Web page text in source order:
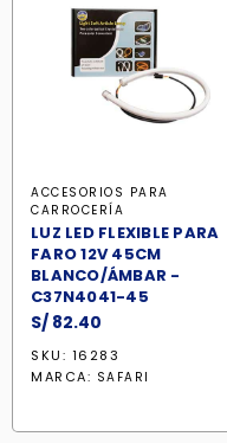
ACCESORIOS PARA
CARROCERÍA
LUZ LED FLEXIBLE PARA
FARO 12V 45CM
BLANCO/ÁMBAR -
C37N4041-45
S/ 82.40
SKU: 16283
MARCA: SAFARI